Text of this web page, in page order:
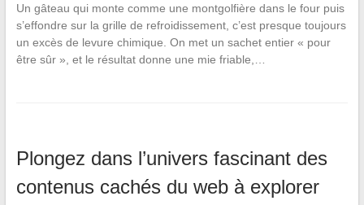
Un gâteau qui monte comme une montgolfière dans le four puis
s’effondre sur la grille de refroidissement, c’est presque toujours
un excès de levure chimique. On met un sachet entier « pour
être sûr », et le résultat donne une mie friable,…
Plongez dans l’univers fascinant des
contenus cachés du web à explorer